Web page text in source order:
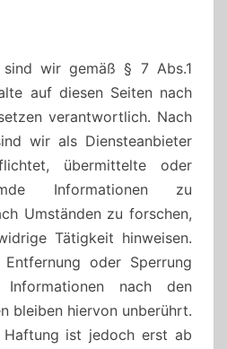
sind wir gemäß § 7 Abs.1
auf diesen Seiten nach
verantwortlich. Nach
wir als Diensteanbieter
übermittelte oder
Informationen zu
Umständen zu forschen,
Tätigkeit hinweisen.
oder Sperrung
nach den
bleiben hiervon unberührt.
Haftung ist jedoch erst ab